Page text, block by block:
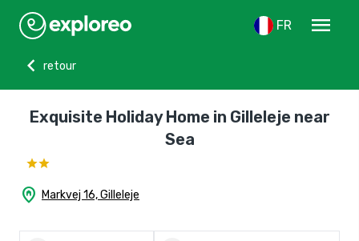
FR
menu
chevron_left
retour
Exquisite Holiday Home in Gilleleje near
Sea
home_pin Markvej 16, Gilleleje